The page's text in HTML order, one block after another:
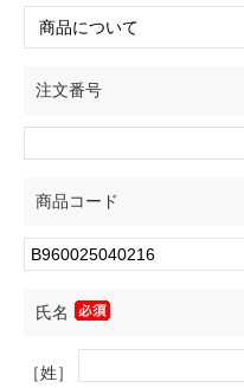
注文番号
商品コード
氏名
［姓］